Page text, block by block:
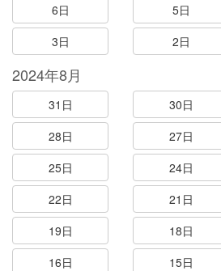
6日
5日
3日
2日
2024年8月
31日 30日
28日
27日
25日
24日
22日
21日
19日
18日
16日
15日